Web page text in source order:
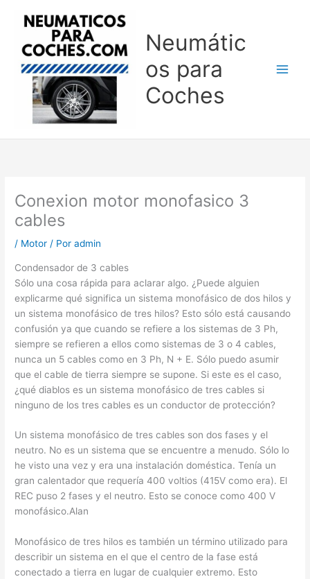
Neumátic
os para
Coches
Conexion motor monofasico 3
cables
/ Motor / Poradmin
Condensador de 3 cables
Sólo una cosa rápida para aclarar algo. ¿Puede alguien
explicarme qué significa un sistema monofásico de dos hilos y
un sistema monofásico de tres hilos? Esto sólo está causando
confusión ya que cuando se refiere a los sistemas de 3 Ph,
siempre se refieren a ellos como sistemas de 3 o 4 cables,
nunca un 5 cables como en 3 Ph, N + E. Sólo puedo asumir
que el cable de tierra siempre se supone. Si este es el caso,
¿qué diablos es un sistema monofásico de tres cables si
ninguno de los tres cables es un conductor de protección?
Un sistema monofásico de tres cables son dos fases y el
neutro. No es un sistema que se encuentre a menudo. Sólo lo
he visto una vez y era una instalación doméstica. Tenía un
gran calentador que requería 400 voltios (415V como era). El
REC puso 2 fases y el neutro. Esto se conoce como 400 V
monofásico.Alan
Monofásico de tres hilos es también un término utilizado para
describir un sistema en el que el centro de la fase está
conectado a tierra en lugar de cualquier extremo. Esto